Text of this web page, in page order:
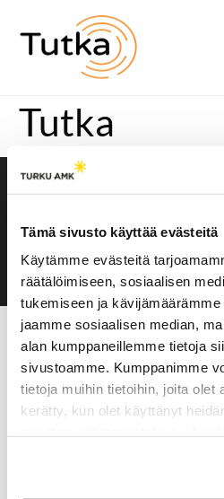
Tämä sivusto käyttää evästeitä
Käytämme evästeitä
räätälöimiseen, sosiaalisen
tukemiseen ja
jaamme sosiaalisen median,
alan kumppaneillemme tietoja
sivustoamme. Kumppanimme
tietoja muihin tietoihin, joita olet
kerätty, kun olet käyttänyt
Tutka
Saavutettavuusseloste